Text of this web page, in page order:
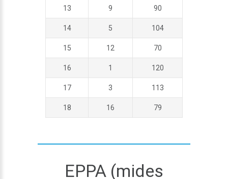
13 9 90
14 5 104
15 12 70
16 1 120
17 3 113
18 16 79
EPPA (mides